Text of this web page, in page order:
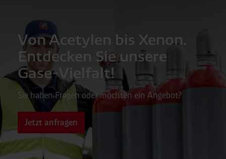
Von Acetylen bis Xenon.
Entdecken Sie unsere
Gase-Vielfalt!
Sie haben Fragen oder möchten ein Angebot?
Jetzt anfragen